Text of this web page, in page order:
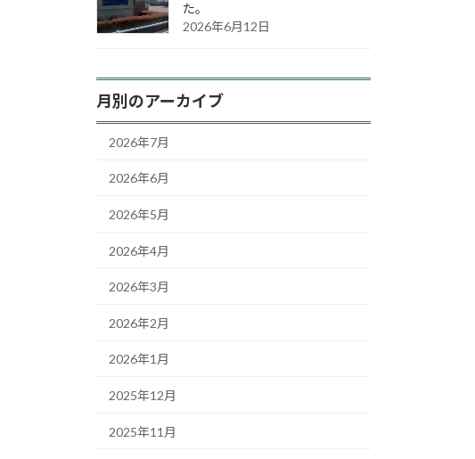
た。
2026年6月12日
月別のアーカイブ
2026年7月
2026年6月
2026年5月
2026年4月
2026年3月
2026年2月
2026年1月
2025年12月
2025年11月